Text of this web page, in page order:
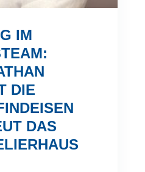
IM
DIE
DAS